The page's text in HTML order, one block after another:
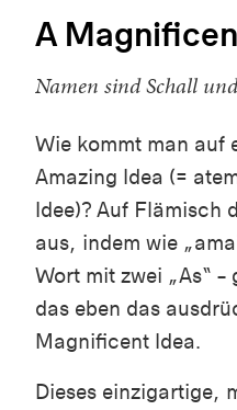
A
Namen sind Schall
Wie kommt man auf
Amazing Idea (=
Idee)? Auf Flämisch
aus, indem wie
Wort mit zwei „As“
das eben das
Magnificent Idea.
Dieses einzigartige,